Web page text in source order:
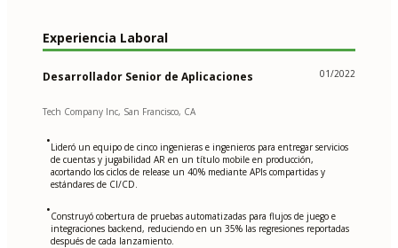
Experiencia Laboral
Desarrollador Senior de Aplicaciones 01/2022
Tech Company Inc, San Francisco, CA
•Lideró un equipo de cinco ingenieras e ingenieros para entregar servicios
de cuentas y jugabilidad AR en un título mobile en producción,
acortando los ciclos de release un 40% mediante APIs compartidas y
estándares de CI/CD.
•Construyó cobertura de pruebas automatizadas para flujos de juego e
integraciones backend, reduciendo en un 35% las regresiones reportadas
después de cada lanzamiento.